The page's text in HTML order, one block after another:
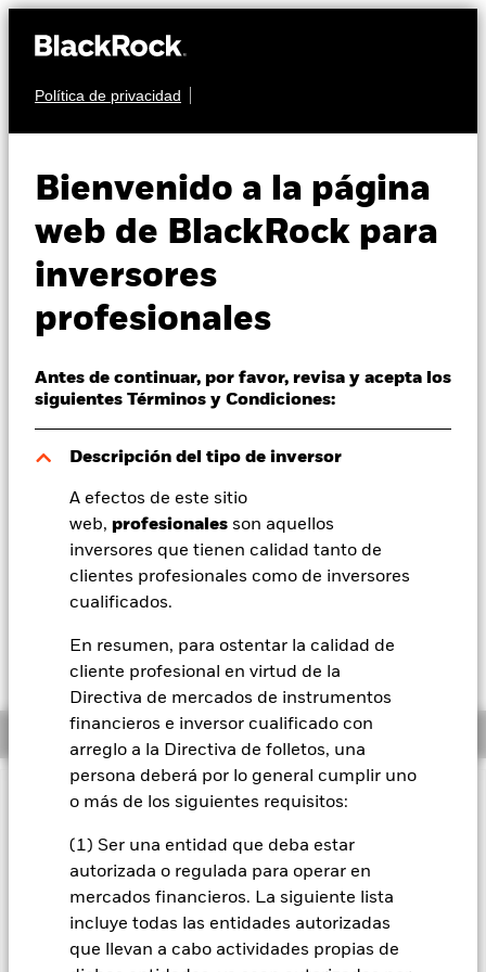
Política de privacidad
Bienvenido a la página
web de BlackRock para
inversores
profesionales
Antes de continuar, por favor, revisa y acepta los
siguientes Términos y Condiciones:
Descripción del tipo de inversor
A efectos de este sitio
web, profesionales son aquellos
inversores que tienen calidad tanto de
clientes profesionales como de inversores
cualificados.
En resumen, para ostentar la calidad de
cliente profesional en virtud de la
Directiva de mercados de instrumentos
financieros e inversor cualificado con
arreglo a la Directiva de folletos, una
persona deberá por lo general cumplir uno
o más de los siguientes requisitos:
(1) Ser una entidad que deba estar
autorizada o regulada para operar en
mercados financieros. La siguiente lista
incluye todas las entidades autorizadas
que llevan a cabo actividades propias de
Perspectivas
Visión de mercado
Educación
Profesionales
España
Change location
BlackRock
iShares
Nuestra compañía
Managed Global High
Yield Corporate Bond
Fund
EUR 9,95
52 Semanas: 9,82 - 10,36
Variación del valor liquidativo a 06 ago 2026
EUR -0,01 (-0,07%)
Información general
INFORMACIÓN IMPORTANTE: Capital en Riesgo.
subir o bajar, y no están garantizados. Es posible que los
inversores no recuperen la cantidad invertida originalmente.
El Fondo pretende excluir a las empresas que participen en
determinadas actividades incompatibles con los criterios
ESG. Por consiguiente, los inversores deberán realizar una